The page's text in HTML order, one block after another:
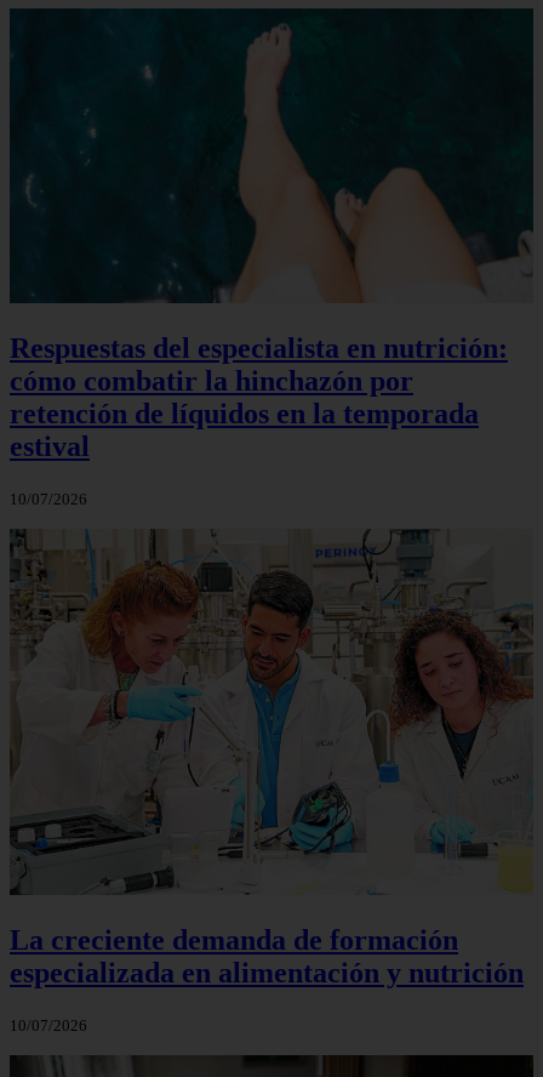
Respuestas del especialista en nutrición:
cómo combatir la hinchazón por
retención de líquidos en la temporada
estival
10/07/2026
La creciente demanda de formación
especializada en alimentación y nutrición
10/07/2026